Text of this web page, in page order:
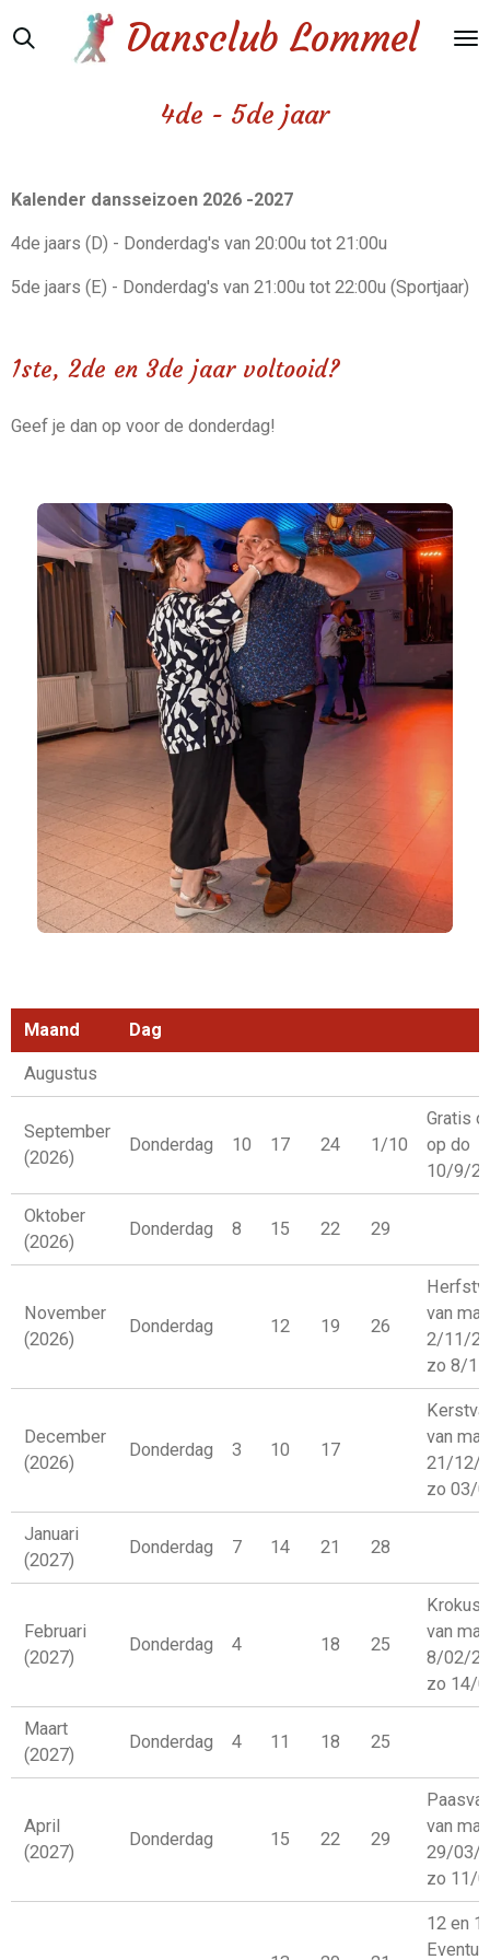
Ga
direct
Dansclub Lommel
4de - 5de jaar
Kalender dansseizoen 2026 -2027
4de jaars (D) - Donderdag's van 20:00u tot 21:00u
5de jaars (E) - Donderdag's van 21:00u tot 22:00u (Sportjaar)
1ste, 2de en 3de jaar voltooid?
Geef je dan op voor de donderdag!
Maand Dag
Augustus
September
(2026)
Donderdag 10 17 24 1/10
Gratis
op do
10/9/
Oktober
(2026)
Donderdag 8 15 22 29
November
(2026)
Donderdag 12 19 26
van ma
2/11/
zo 8/
December
(2026)
Donderdag 3 10 17
van ma
21/12/
zo 03/
Januari
(2027)
Donderdag 7 14 21 28
Februari
(2027)
Donderdag 4 18 25
van ma
8/02/
zo 14/
Maart
(2027)
Donderdag 4 11 18 25
April
(2027)
Donderdag 15 22 29
van ma
29/03/
zo 11/
12 en